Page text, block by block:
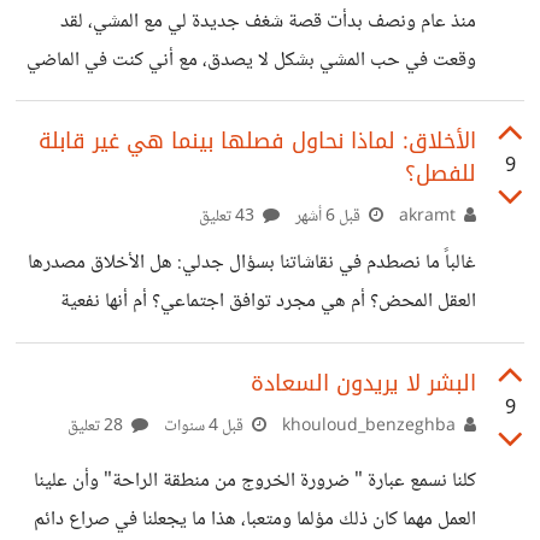
حول أسس معرفته التي حصّلها خلال نشأته، وتفكيكها أسسًا
ومنطق وكل شيء، ومن خلال تحليل تلك المعارف نصل إلى
اليقين، إما لأنها فعلًا صحيحة أو
منذ عام ونصف بدأت قصة شغف جديدة لي مع المشي، لقد
وقعت في حب المشي بشكل لا يصدق، مع أني كنت في الماضي
أعتقد أنه ممارسة مملة وغبية، لكن بعد أن جربته بشكل منتظم،
وبعد القراءة حول المشي، اتضح لي أن المشي لي مجرد حركة
جسمانية، بل هو فعل فكري فلسفي بالدرجة الأولى، فحين نمشي،
نسمح لفكرنا أن يتحرر من قيود الجلوس، كما يقول نيتشه:
“الأفكار العظيمة تولد أثناء المشي.” في المشي، يتوازن الجسد
والعقل، وينكسر زمن الإنتاجية الذي يربطنا
9
الأخلاق: لماذا نحاول فصلها بينما هي غير قابلة
للفصل؟
قبل 6 أشهر
غالباً ما نصطدم في نقاشاتنا بسؤال جدلي: هل الأخلاق مصدرها
العقل المحض؟ أم هي مجرد توافق اجتماعي؟ أم أنها نفعية
براجماتية؟ ولكنني ارى ان الأخلاق منظومة متكاملة لا تقبل فصل
جزء منها؛ فالدين هو المرجعية الأولى الثابتة وغير المتغيرة
للأخلاق، بينما العقل هو الذي يفهم الأسباب والمآلات لكي يطبقها
مخطئاً، صار اختباراً لقدرة الفرد على تمسكه بأخلاقه، وإذا كان
9
البشر لا يريدون السعادة
قبل 4 سنوات
كلنا نسمع عبارة " ضرورة الخروج من منطقة الراحة" وأن علينا
العمل مهما كان ذلك مؤلما ومتعبا، هذا ما يجعلنا في صراع دائم